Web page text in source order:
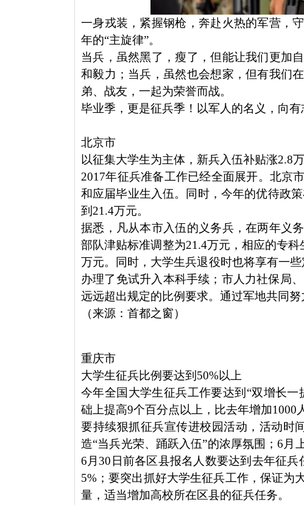
一身戎装，紧握钢枪，奔赴火热的军营，
年的“主旋律”。
当兵，虽然黑了，瘦了，但能让我们更加
和毅力；当兵，虽然也会想家，但有我们
弟、战友，一起为荣誉而战。
毕业季，更是征兵季！以军人的名义，向
北京市
以征集大学生为主体，新兵入伍补贴涨2.8万
2017年征兵准备工作已经全面展开。北京
和应届毕业生入伍。同时，今年的优待政
到21.4万元。
据悉，凡从本市入伍的义务兵，在两年义
部队津贴标准调整为21.4万元，相应的专
万元。同时，大学生兵退役时也将享有一
办理了免试升入本科手续；市人力社保局
远远超出规定的比例要求。通过军地共同努
（来源：首都之窗）
重庆市
大学生征兵比例要达到50%以上
今年全国大学生征兵工作要达到“双增长
础上提高9个百分点以上，比去年增加1000
要持续狠抓征兵宣传进校园活动，活动时
造“当兵光荣、踊跃入伍”的浓厚氛围；6月
6月30日前各区县报名人数要达到去年征
5%；要突出抓好大学生征兵工作，保证为
量，适当增加高校所在区县的征兵任务。